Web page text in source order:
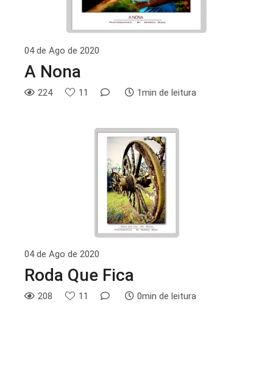
04 de Ago de 2020
A Nona
224 11 1min de leitura
04 de Ago de 2020
Roda Que Fica
208 11 0min de leitura